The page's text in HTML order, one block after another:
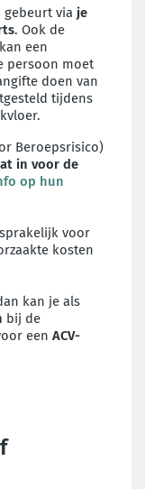
gebeurt via je
. Ook de
een
persoon moet
doen van
tijdens
Beroepsrisico)
in voor de
op hun
voor
kosten
kan je als
bij de
een ACV-